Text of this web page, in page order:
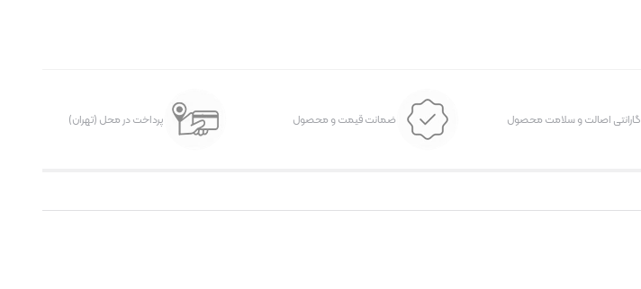
گارانتی اصالت و سلامت محصول ضمانت قیمت و محصول پرداخت در محل (تهران)